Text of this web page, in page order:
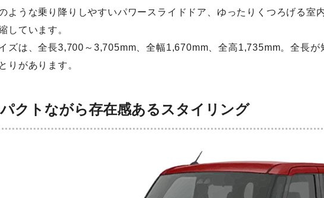
ような乗り降りしやすいパワースライドドア、ゆったりくつろげる室
しています。
ズは、全長3,700～3,705mm、全幅1,670mm、全高1,735mm。全長
りがあります。
クトながら存在感あるスタイリング